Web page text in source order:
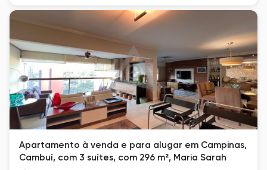
Apartamento à venda e para alugar em Campinas,
Cambuí, com 3 suítes, com 296 m², Maria Sarah